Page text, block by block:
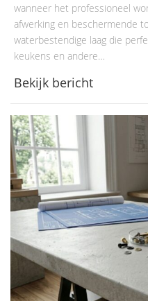
wanneer het professioneel
afwerking en beschermende
waterbestendige laag die
keukens en andere…
Bekijk bericht